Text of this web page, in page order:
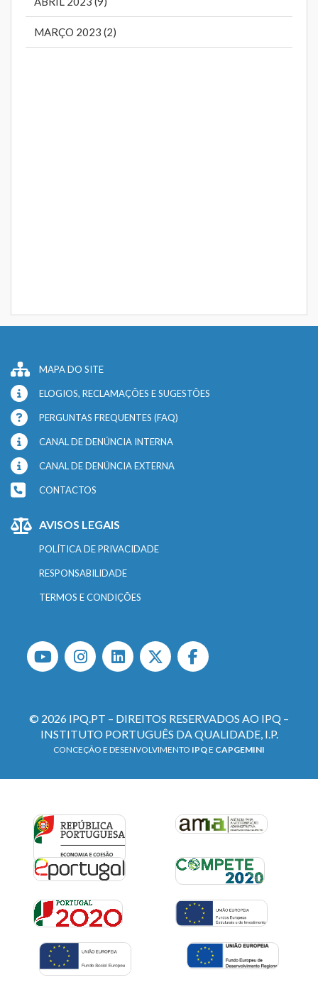
MARÇO 2023 (2)
MAPA DO SITE
ELOGIOS, RECLAMAÇÕES E SUGESTÕES
PERGUNTAS FREQUENTES (FAQ)
CANAL DE DENÚNCIA INTERNA
CANAL DE DENÚNCIA EXTERNA
CONTACTOS
AVISOS LEGAIS
POLÍTICA DE PRIVACIDADE
RESPONSABILIDADE
TERMOS E CONDIÇÕES
© 2026 IPQ.PT – DIREITOS RESERVADOS AO IPQ –
INSTITUTO PORTUGUÊS DA QUALIDADE, I.P.
CONCEÇÃO E DESENVOLVIMENTO IPQE CAPGEMINI